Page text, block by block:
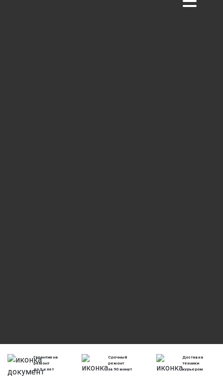
Гарантия на
ремонт
до 3-х лет
Срочный
ремонт
за 90 минут
Доставка
техники
курьером